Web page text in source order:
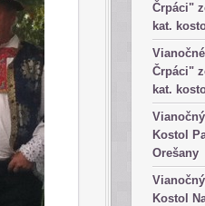
Črpáci"
kat.
Črpáci"
kat.
Kostol
Orešany
Kostol